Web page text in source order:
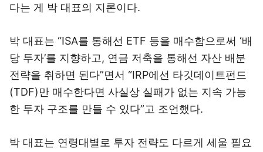
다는 게 박 대표의 지론이다.
박 대표는 “ISA를 통해선 ETF 등을 매수함으로써 ‘배
당 투자’를 지향하고, 연금 저축을 통해선 자산 배분
전략을 취하면 된다”면서 “IRP에선 타깃데이트펀드
(TDF)만 매수한다면 사실상 실패가 없는 지속 가능
한 투자 구조를 만들 수 있다”고 조언했다.
박 대표는 연령대별로 투자 전략도 다르게 세울 필요